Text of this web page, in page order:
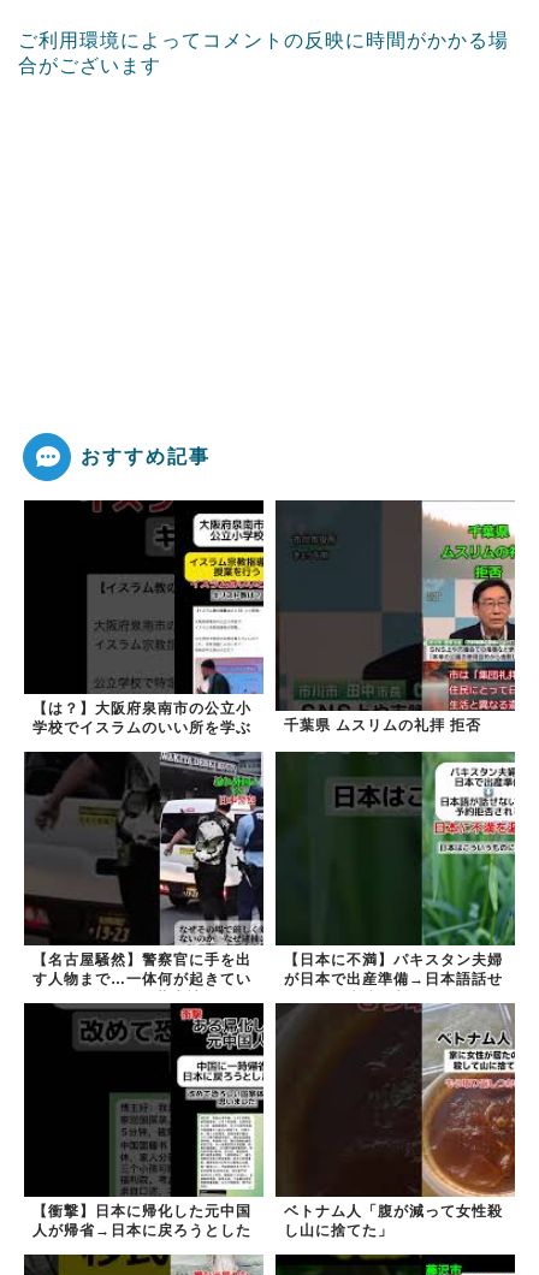
ご利用環境によってコメントの反映に時間がかかる場
合がございます
おすすめ記事
【は？】大阪府泉南市の公立小
学校でイスラムのいい所を学ぶ
千葉県 ムスリムの礼拝 拒否
【名古屋騒然】警察官に手を出
す人物まで…一体何が起きてい
#japan
【日本に不満】パキスタン夫婦
が日本で出産準備→日本語話せ
【衝撃】日本に帰化した元中国
人が帰省→日本に戻ろうとした
ベトナム人「腹が減って女性殺
し山に捨てた」